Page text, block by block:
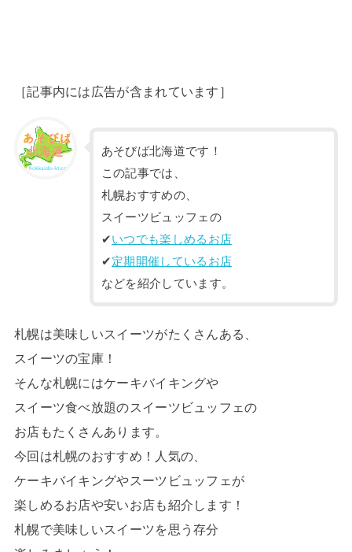
［記事内には広告が含まれています］
あそびば北海道です！
この記事では、
札幌おすすめの、
スイーツビュッフェの
✔︎いつでも楽しめるお店
✔︎定期開催しているお店
などを紹介しています。
札幌は美味しいスイーツがたくさんある、
スイーツの宝庫！
そんな札幌にはケーキバイキングや
スイーツ食べ放題のスイーツビュッフェの
お店もたくさんあります。
今回は札幌のおすすめ！人気の、
ケーキバイキングやスーツビュッフェが
楽しめるお店や安いお店も紹介します！
札幌で美味しいスイーツを思う存分